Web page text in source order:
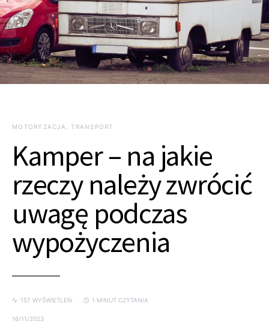
MOTORYZACJA, TRANSPORT
Kamper – na jakie
rzeczy należy zwrócić
uwagę podczas
wypożyczenia
157 WYŚWIETLEŃ 1 MINUT CZYTANIA
16/11/2023